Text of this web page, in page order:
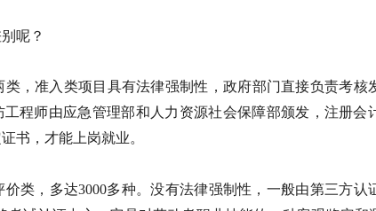
呢？
，准入类项目具有法律强制性，政府部门直接负责考核
程师由应急管理部和人力资源社会保障部颁发，注册会
书，才能上岗就业。
类，多达3000多种。没有法律强制性，一般由第三方认